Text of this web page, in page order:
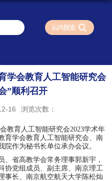
学会教育人工智能研究会
”顺利召开
16 浏览次数：
教育人工智能研究会2023学术年
育学会教育人工智能研究会、南
院作为秘书长单位承办会议。
、省高教学会常务理事郭新宇，
协党组成员、副主席、南京理工
事长、南京航空航天大学陈松灿